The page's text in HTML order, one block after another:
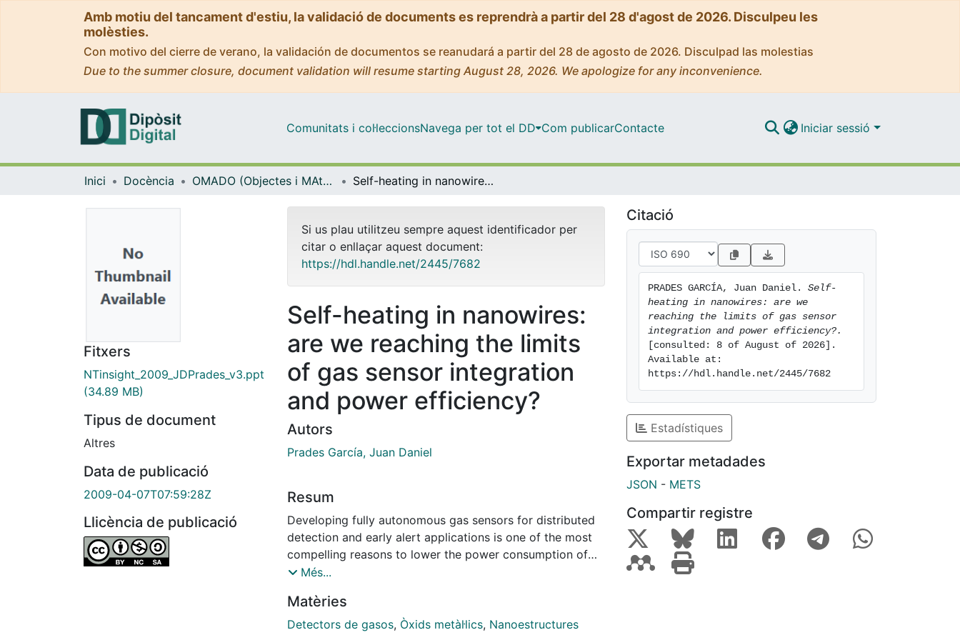
Amb motiu del tancament d'estiu, la validació de documents es reprendrà a partir del 28 d'agost de 2026. Disculpeu les
molèsties.
Con motivo del cierre de verano, la validación de documentos se reanudará a partir del 28 de agosto de 2026. Disculpad las molestias
Due to the summer closure, document validation will resume starting August 28, 2026. We apologize for any inconvenience.
Comunitats i col·leccionsNavega per tot el DD Com publicarContacte Iniciar sessió
Inici Docència OMADO (Objectes i MAterials DOcents) Self-heating in nanowires: are we reaching the limits of gas sensor integration and power efficiency?
Fitxers
NTinsight_2009_JDPrades_v3.ppt
(34.89 MB)
Tipus de document
Altres
Data de publicació
2009-04-07T07:59:28Z
Llicència de publicació
Si us plau utilitzeu sempre aquest identificador per
citar o enllaçar aquest document:
https://hdl.handle.net/2445/7682
Self-heating in nanowires:
are we reaching the limits
of gas sensor integration
and power efficiency?
Autors
Prades García, Juan Daniel
Resum
Developing fully autonomous gas sensors for distributed
detection and early alert applications is one of the most
compelling reasons to lower the power consumption of
these sensor systems.
communicate with the sensors, additional power is
necessary to heat the chemical sensing materials to the
Més...
Matèries
Detectors de gasos, Òxids metàl·lics, Nanoestructures
Citació
PRADES GARCÍA, Juan Daniel. Self-
heating in nanowires: are we
reaching the limits of gas sensor
integration and power efficiency?.
[consulted: 8 of August of 2026].
Available at:
https://hdl.handle.net/2445/7682
Estadístiques
Exportar metadades
JSON - METS
Compartir registre